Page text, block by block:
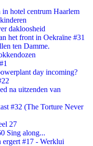
hotel centrum Haarlem
dakloosheid
het front in Oekraïne #31
ten Damme.
day incoming?
na uitzenden van
#32 (The Torture Never
27
Sing along...
ergert #17 - Werklui